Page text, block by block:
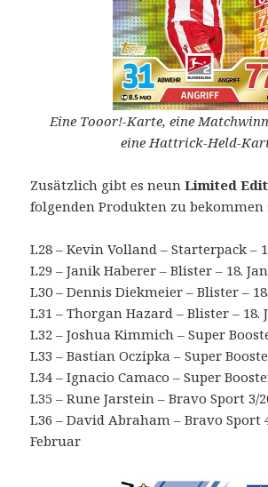
Eine Tooor!-Karte, eine
eine Hattrick-Held-
Zusätzlich gibt es neunLimited
folgenden Produkten zu bekommen
L28 – Kevin Volland – Starterpack –
L29 – Janik Haberer – Blister – 18.
L30 – Dennis Diekmeier – Blister –
L31 – Thorgan Hazard – Blister – 18.
L32 – Joshua Kimmich – Super
L33 – Bastian Oczipka – Super
L34 – Ignacio Camaco – Super
L35 – Rune Jarstein – Bravo Sport 3/
L36 – David Abraham – Bravo Sport
Februar